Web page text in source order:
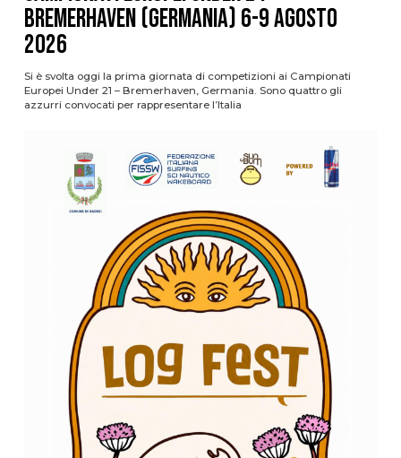
Bremerhaven (Germania) 6-9 agosto
2026
Si è svolta oggi la prima giornata di competizioni ai Campionati
Europei Under 21 – Bremerhaven, Germania. Sono quattro gli
azzurri convocati per rappresentare l’Italia